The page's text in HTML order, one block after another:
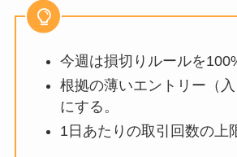
今週は損切りルールを
根拠の薄いエントリー（
にする。
1日あたりの取引回数の上